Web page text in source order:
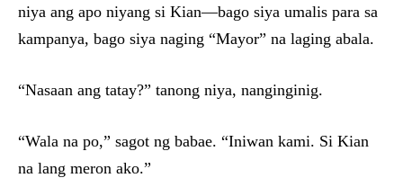
niya ang apo niyang si Kian—bago siya umalis para sa
kampanya, bago siya naging “Mayor” na laging abala.
“Nasaan ang tatay?” tanong niya, nanginginig.
“Wala na po,” sagot ng babae. “Iniwan kami. Si Kian
na lang meron ako.”